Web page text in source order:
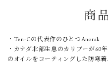
商
・Ten-Cの代表作のひとつAnorak
・カナダ北部生息のカリブーが60
のオイルをコーティングした防寒